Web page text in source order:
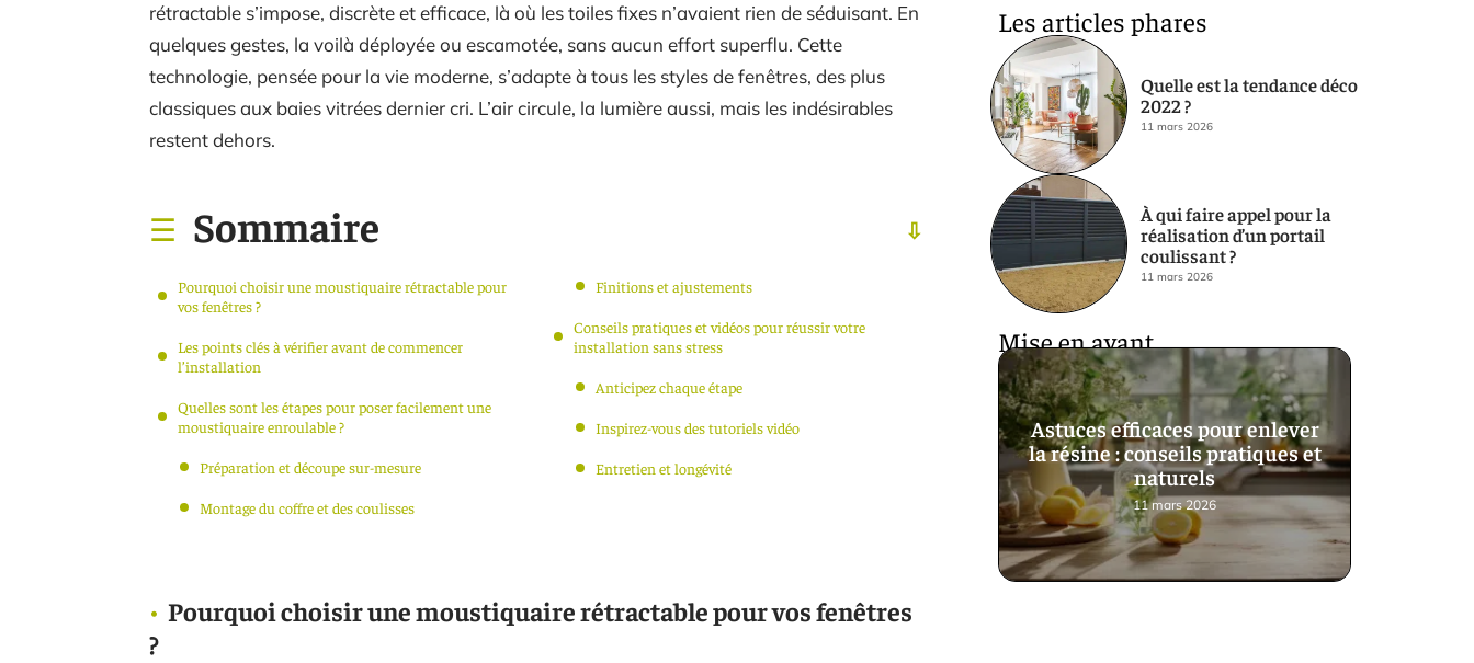
rétractable s’impose, discrète et efficace, là où les toiles fixes n’avaient rien de séduisant. En
quelques gestes, la voilà déployée ou escamotée, sans aucun effort superflu. Cette
technologie, pensée pour la vie moderne, s’adapte à tous les styles de fenêtres, des plus
classiques aux baies vitrées dernier cri. L’air circule, la lumière aussi, mais les indésirables
restent dehors.
Sommaire
Pourquoi choisir une moustiquaire rétractable pour
vos fenêtres ?
Les points clés à vérifier avant de commencer
l’installation
Quelles sont les étapes pour poser facilement une
moustiquaire enroulable ?
Préparation et découpe sur-mesure
Montage du coffre et des coulisses
Finitions et ajustements
Conseils pratiques et vidéos pour réussir votre
installation sans stress
Anticipez chaque étape
Inspirez-vous des tutoriels vidéo
Entretien et longévité
Pourquoi choisir une moustiquaire rétractable pour vos fenêtres
?
Les articles phares
Quelle est la tendance déco
2022 ?
11 mars 2026
À qui faire appel pour la
réalisation d’un portail
coulissant ?
11 mars 2026
Mise en avant
Astuces efficaces pour enlever
la résine : conseils pratiques et
naturels
11 mars 2026